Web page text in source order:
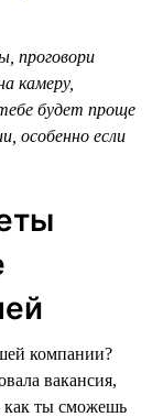
проговори
камеру,
будет проще
особенно если
компании?
вакансия,
как ты сможешь